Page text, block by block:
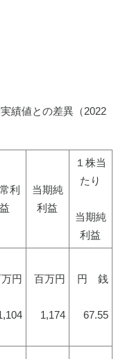
績値との差異（2022
利
益
当期純
利益
１株当
たり
当期純
利益
円 百万円
1,174
円　銭
67.55